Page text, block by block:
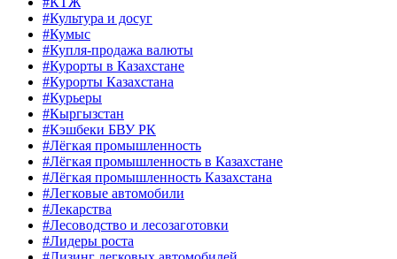
#Культура и досуг
#Кумыс
#Купля-продажа валюты
#Курорты в Казахстане
#Курорты Казахстана
#Курьеры
#Кыргызстан
#Кэшбеки БВУ РК
#Лёгкая промышленность
#Лёгкая промышленность в Казахстане
#Лёгкая промышленность Казахстана
#Легковые автомобили
#Лекарства
#Лесоводство и лесозаготовки
#Лидеры роста